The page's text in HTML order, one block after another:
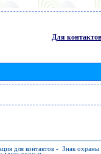
Для контактов
для контактов - Знак охраны